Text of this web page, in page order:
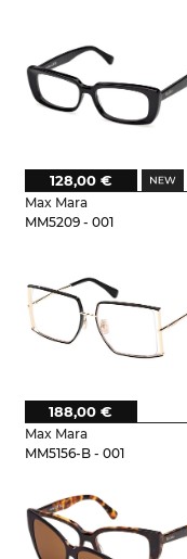
Max Mara
MM5209 - 001
128,00 €
Max Mara
MM5156-B - 001
188,00 €